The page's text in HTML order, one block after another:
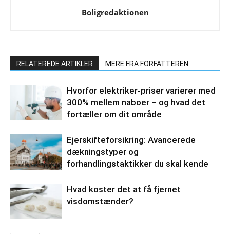
Boligredaktionen
RELATEREDE ARTIKLER MERE FRA FORFATTEREN
Hvorfor elektriker-priser varierer med
300% mellem naboer – og hvad det
fortæller om dit område
Ejerskifteforsikring: Avancerede
dækningstyper og
forhandlingstaktikker du skal kende
Hvad koster det at få fjernet
visdomstænder?